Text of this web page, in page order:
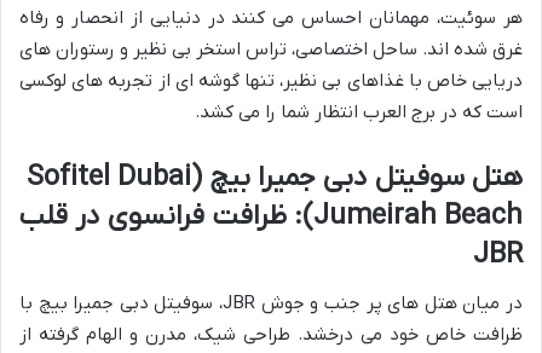
هر سوئیت، مهمانان احساس می کنند در دنیایی از انحصار و رفاه
غرق شده اند. ساحل اختصاصی، تراس استخر بی نظیر و رستوران های
دریایی خاص با غذاهای بی نظیر، تنها گوشه ای از تجربه های لوکسی
است که در برج العرب انتظار شما را می کشد.
هتل سوفیتل دبی جمیرا بیچ (Sofitel Dubai
Jumeirah Beach): ظرافت فرانسوی در قلب
JBR
در میان هتل های پر جنب و جوش JBR، سوفیتل دبی جمیرا بیچ با
ظرافت خاص خود می درخشد. طراحی شیک، مدرن و الهام گرفته از